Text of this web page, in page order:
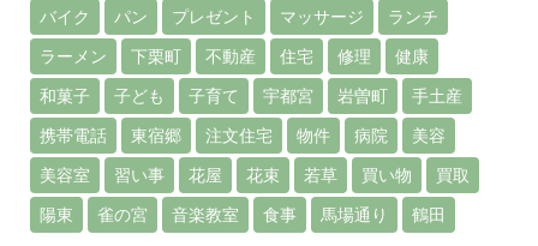
バイク
パン プレゼント マッサージ
ランチ
ラーメン
下栗町 不動産 住宅 修理
健康
和菓子
子ども 子育て 宇都宮 岩曽町
手土産
携帯電話
東宿郷 注文住宅 物件 病院
美容
美容室
習い事 花屋 花束 若草 買い物
買取
陽東
雀の宮 音楽教室 食事 馬場通り 鶴田